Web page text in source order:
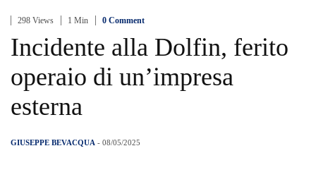
298 Views 1 Min 0 Comment
Incidente alla Dolfin, ferito
operaio di un’impresa
esterna
GIUSEPPE BEVACQUA - 08/05/2025